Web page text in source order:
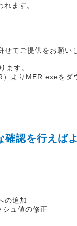
ます。
せてご提供をお願い
ます。
よりMER.exeをダ
認を行えば
の追加
ュ値の修正